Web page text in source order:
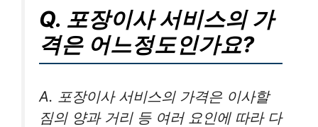
Q. 포장이사 서비스의 가
격은 어느정도인가요?
A. 포장이사 서비스의 가격은 이사할
짐의 양과 거리 등 여러 요인에 따라 다